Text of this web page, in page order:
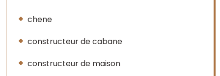
chene
constructeur de cabane
constructeur de maison